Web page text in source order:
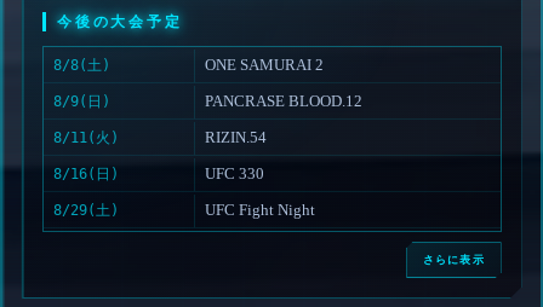
今後の大会予定
8/8(土) ONE SAMURAI 2
8/9(日) PANCRASE BLOOD.12
8/11(火) RIZIN.54
8/16(日) UFC 330
8/29(土) UFC Fight Night
さらに表示